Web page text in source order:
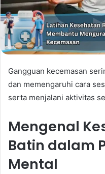
Gangguan kecemasan
dan memengaruhi cara
serta menjalani aktivitas
Mengenal
Batin dalam
Mental